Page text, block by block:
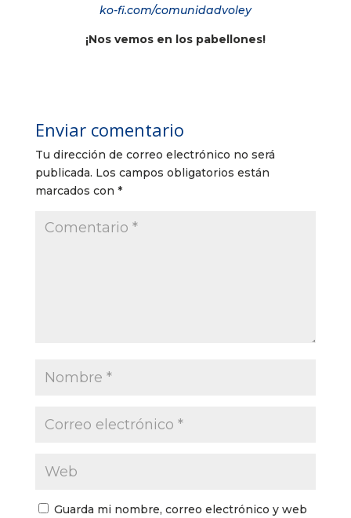
ko-fi.com/comunidadvoley
¡Nos vemos en los pabellones!
Enviar comentario
Tu dirección de correo electrónico no será
publicada. Los campos obligatorios están
marcados con *
Guarda mi nombre, correo electrónico y web